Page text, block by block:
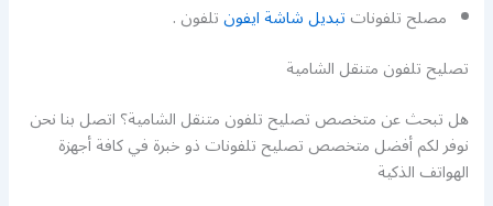
مصلح تلفوناتتبديل شاشة ايفونتلفون .
تصليح تلفون متنقل الشامية
هل تبحث عن متخصص تصليح تلفون متنقل الشامية؟ اتصل بنا نحن
نوفر لكم أفضل متخصص تصليح تلفونات ذو خبرة في كافة أجهزة
الهواتف الذكية